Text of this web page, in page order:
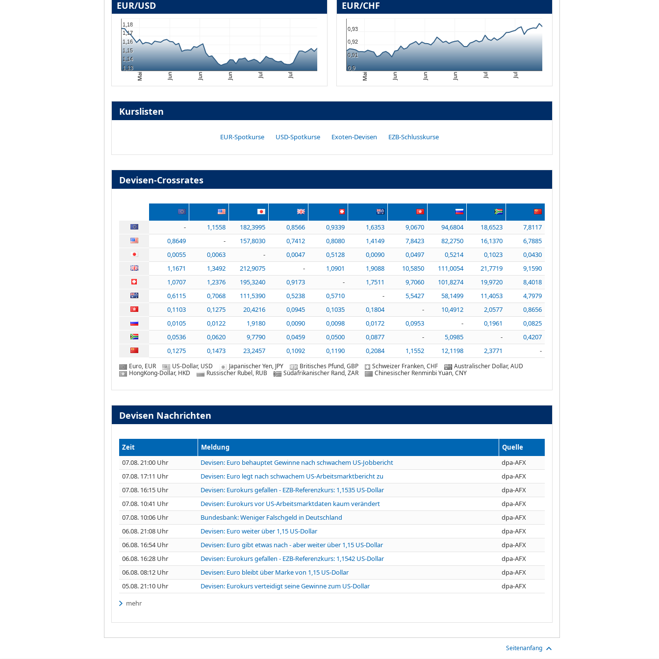
EUR/USD
Mai Jun Jun Jun Jul Jul
1,13
1,14
1,15
1,16
1,17
1,18
EUR/CHF
Mai Jun Jun Jun Jul Jul
0,9
0,91
0,92
0,93
Kurslisten
EUR-Spotkurse USD-Spotkurse Exoten-Devisen EZB-Schlusskurse
Devisen-Crossrates
- 1,1558 182,3995 0,8566 0,9339 1,6353 9,0670 94,6804 18,6523
7,8117
0,8649
- 157,8030 0,7412 0,8080 1,4149 7,8423 82,2750 16,1370
6,7885
0,0055
0,0063 - 0,0047 0,5128 0,0090 0,0497 0,5214 0,1023
0,0430
1,1671
1,3492 212,9075 - 1,0901 1,9088 10,5850 111,0054 21,7719
9,1590
1,0707
1,2376 195,3240 0,9173 - 1,7511 9,7060 101,8274 19,9720
8,4018
0,6115
0,7068 111,5390 0,5238 0,5710 - 5,5427 58,1499 11,4053
4,7979
0,1103
0,1275 20,4216 0,0945 0,1035 0,1804 - 10,4912 2,0577
0,8656
0,0105
0,0122 1,9180 0,0090 0,0098 0,0172 0,0953 - 0,1961
0,0825
0,0536
0,0620 9,7790 0,0459 0,0500 0,0877 - 5,0985 -
0,4207
0,1275
0,1473 23,2457 0,1092 0,1190 0,2084 1,1552 12,1198 2,3771 -
Euro, EUR US-Dollar, USD Japanischer Yen, JPY Britisches Pfund, GBP Schweizer Franken, CHF
Australischer Dollar, AUD
HongKong-Dollar, HKD
Russischer Rubel, RUB Südafrikanischer Rand, ZAR Chinesischer Renminbi Yuan, CNY
Devisen Nachrichten
Zeit Meldung
Quelle
07.08. 21:00 Uhr
Devisen: Euro behauptet Gewinne nach schwachem US-Jobbericht
dpa-AFX
07.08. 17:11 Uhr
Devisen: Euro legt nach schwachem US-Arbeitsmarktbericht zu
dpa-AFX
07.08. 16:15 Uhr
Devisen: Eurokurs gefallen - EZB-Referenzkurs: 1,1535 US-Dollar
dpa-AFX
07.08. 10:41 Uhr
Devisen: Eurokurs vor US-Arbeitsmarktdaten kaum verändert
dpa-AFX
07.08. 10:06 Uhr
Bundesbank: Weniger Falschgeld in Deutschland
dpa-AFX
06.08. 21:08 Uhr
Devisen: Euro weiter über 1,15 US-Dollar
dpa-AFX
06.08. 16:54 Uhr
Devisen: Euro gibt etwas nach - aber weiter über 1,15 US-Dollar
dpa-AFX
06.08. 16:28 Uhr
Devisen: Eurokurs gefallen - EZB-Referenzkurs: 1,1542 US-Dollar
dpa-AFX
06.08. 08:12 Uhr
Devisen: Euro bleibt über Marke von 1,15 US-Dollar
dpa-AFX
05.08. 21:10 Uhr
Devisen: Eurokurs verteidigt seine Gewinne zum US-Dollar
dpa-AFX
mehr
Seitenanfang